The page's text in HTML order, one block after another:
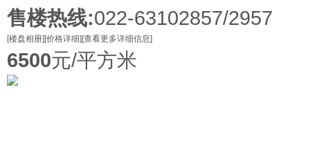
售楼热线:022-63102857/2957
[楼盘相册] [价格详细] [查看更多详细信息]
6500元/平方米